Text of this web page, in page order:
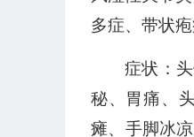
多症、带状
症状：
秘、胃痛、
瘫、手脚冰